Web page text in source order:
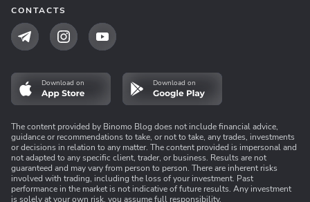
CONTACTS
Download on Download on
The content provided by Binomo Blog does not include financial advice,
guidance or recommendations to take, or not to take, any trades, investments
or decisions in relation to any matter. The content provided is impersonal and
not adapted to any specific client, trader, or business. Results are not
guaranteed and may vary from person to person. There are inherent risks
involved with trading, including the loss of your investment. Past
performance in the market is not indicative of future results. Any investment
is solely at your own risk, you assume full responsibility.